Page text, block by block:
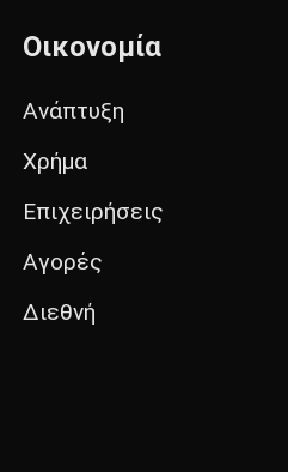
Οικονομία
Ανάπτυξη
Χρήμα
Επιχειρήσεις
Αγορές
Διεθνή